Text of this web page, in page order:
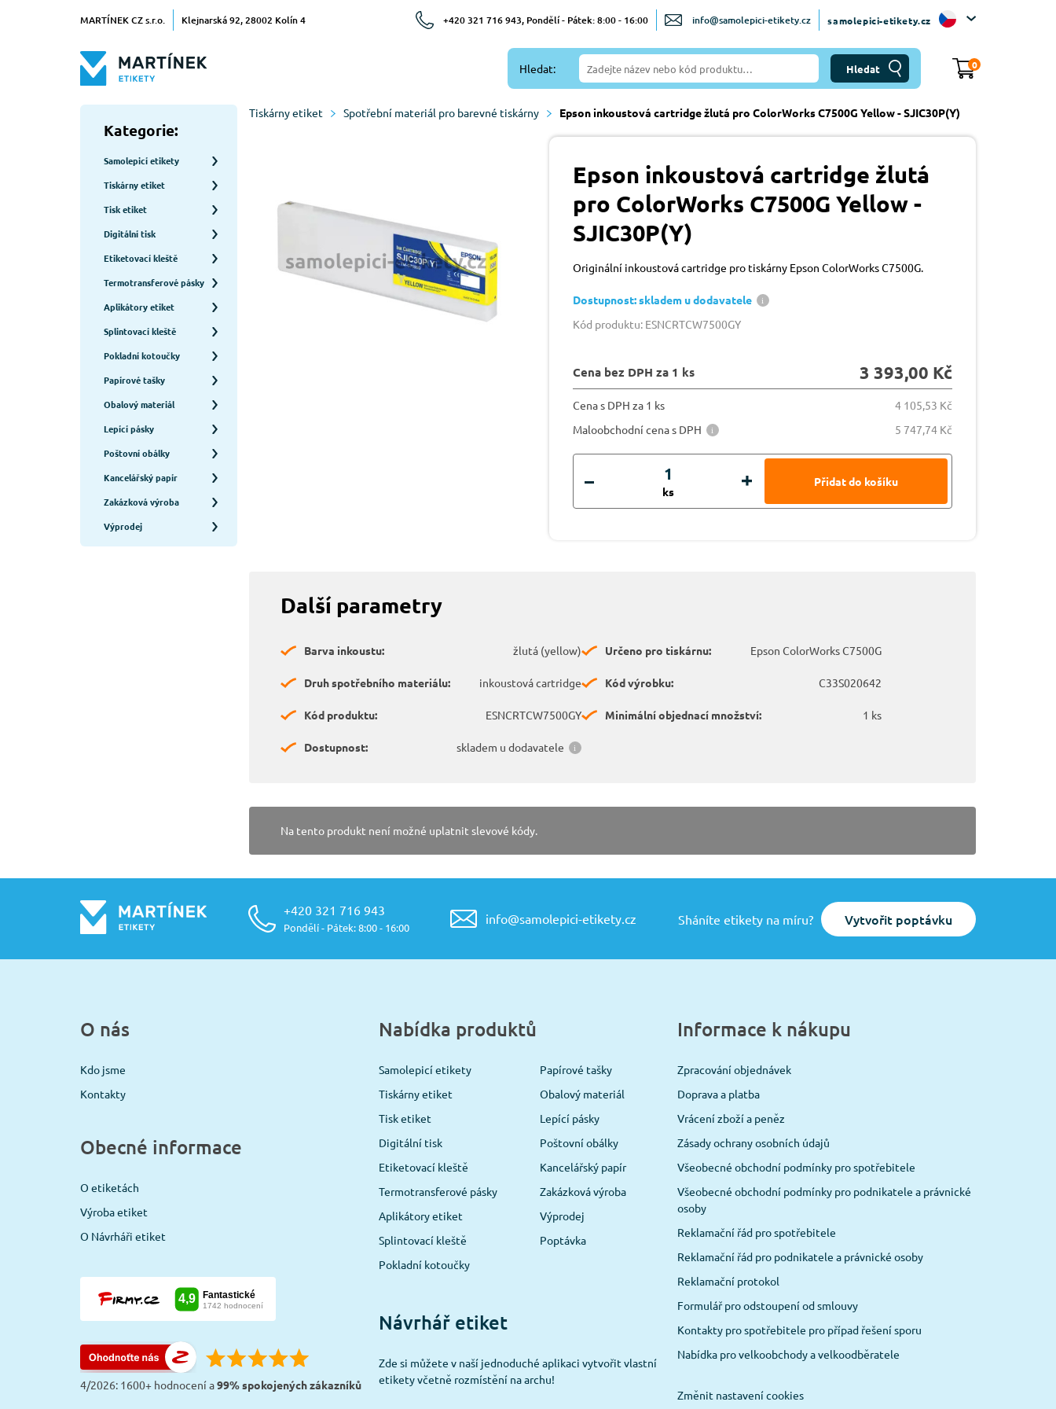
MARTÍNEK CZ s.r.o. Klejnarská 92, 28002 Kolín 4 +420 321 716 943, Pondělí - Pátek: 8:00 - 16:00 info@samolepici-etikety.cz samolepici-etikety.cz
Hledat: 0
Kategorie:
Samolepicí etikety
Tiskárny etiket
Tisk etiket
Digitální tisk
Etiketovací kleště
Termotransferové pásky
Aplikátory etiket
Splintovací kleště
Pokladní kotoučky
Papírové tašky
Obalový materiál
Lepící pásky
Poštovní obálky
Kancelářský papír
Zakázková výroba
Výprodej
Tiskárny etiket Spotřební materiál pro barevné tiskárny Epson inkoustová cartridge žlutá pro ColorWorks C7500G Yellow - SJIC30P(Y)
Epson inkoustová cartridge žlutá
pro ColorWorks C7500G Yellow -
SJIC30P(Y)
Originální inkoustová cartridge pro tiskárny Epson ColorWorks C7500G.
Dostupnost: skladem u dodavatele
Kód produktu: ESNCRTCW7500GY
Cena bez DPH za 1 ks 3 393,00 Kč
Cena s DPH za 1 ks
4 105,53 Kč
Maloobchodní cena s DPH
5 747,74 Kč
ks
Další parametry
Barva inkoustu: žlutá (yellow) Určeno pro tiskárnu: Epson ColorWorks C7500G
Druh spotřebního materiálu: inkoustová cartridge Kód výrobku: C33S020642
Kód produktu: ESNCRTCW7500GY Minimální objednací množství: 1 ks
Dostupnost: skladem u dodavatele
Na tento produkt není možné uplatnit slevové kódy.
+420 321 716 943
Pondělí - Pátek: 8:00 - 16:00
info@samolepici-etikety.cz Sháníte etikety na míru? Vytvořit poptávku
O nás
Kdo jsme
Kontakty
Obecné informace
O etiketách
Výroba etiket
O Návrháři etiket
4/2026: 1600+ hodnocení a99% spokojených zákazníků
Nabídka produktů
Samolepicí etikety
Tiskárny etiket
Tisk etiket
Digitální tisk
Etiketovací kleště
Termotransferové pásky
Aplikátory etiket
Splintovací kleště
Pokladní kotoučky
Papírové tašky
Obalový materiál
Lepící pásky
Poštovní obálky
Kancelářský papír
Zakázková výroba
Výprodej
Poptávka
Návrhář etiket
Zde si můžete v naší jednoduché aplikaci vytvořit vlastní
etikety včetně rozmístění na archu!
Informace k nákupu
Zpracování objednávek
Doprava a platba
Vrácení zboží a peněz
Zásady ochrany osobních údajů
Všeobecné obchodní podmínky pro spotřebitele
Všeobecné obchodní podmínky pro podnikatele a právnické
osoby
Reklamační řád pro spotřebitele
Reklamační řád pro podnikatele a právnické osoby
Reklamační protokol
Formulář pro odstoupení od smlouvy
Kontakty pro spotřebitele pro případ řešení sporu
Nabídka pro velkoobchody a velkoodběratele
Změnit nastavení cookies